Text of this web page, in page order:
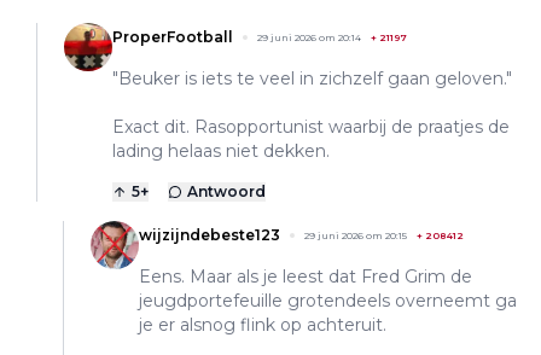
ProperFootball 29 juni 2026 om 20:14 + 21197
"Beuker is iets te veel in zichzelf gaan geloven."
Exact dit. Rasopportunist waarbij de praatjes de
lading helaas niet dekken.
5+ Antwoord
wijzijndebeste123 29 juni 2026 om 20:15 + 208412
Eens. Maar als je leest dat Fred Grim de
jeugdportefeuille grotendeels overneemt ga
je er alsnog flink op achteruit.